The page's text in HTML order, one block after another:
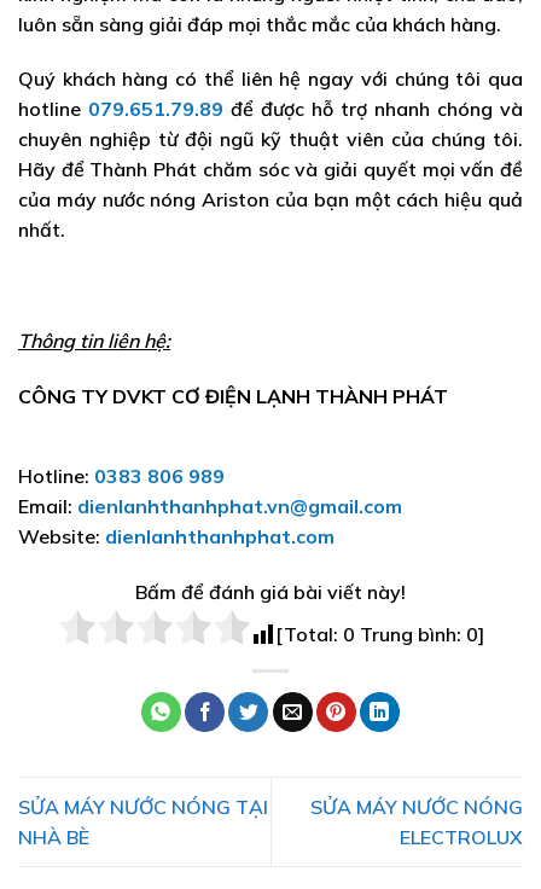
luôn sẵn sàng giải đáp mọi thắc mắc của khách hàng.
Quý khách hàng có thể liên hệ ngay với chúng tôi qua
hotline 079.651.79.89 để được hỗ trợ nhanh chóng và
chuyên nghiệp từ đội ngũ kỹ thuật viên của chúng tôi.
Hãy để Thành Phát chăm sóc và giải quyết mọi vấn đề
của máy nước nóng Ariston của bạn một cách hiệu quả
nhất.
Thông tin liên hệ:
CÔNG TY DVKT CƠ ĐIỆN LẠNH THÀNH PHÁT
Hotline: 0383 806 989
Email: dienlanhthanhphat.vn@gmail.com
Website: dienlanhthanhphat.com
Bấm để đánh giá bài viết này!
[Total: 0 Trung bình: 0]
SỬA MÁY NƯỚC NÓNG TẠI
NHÀ BÈ
SỬA MÁY NƯỚC NÓNG
ELECTROLUX